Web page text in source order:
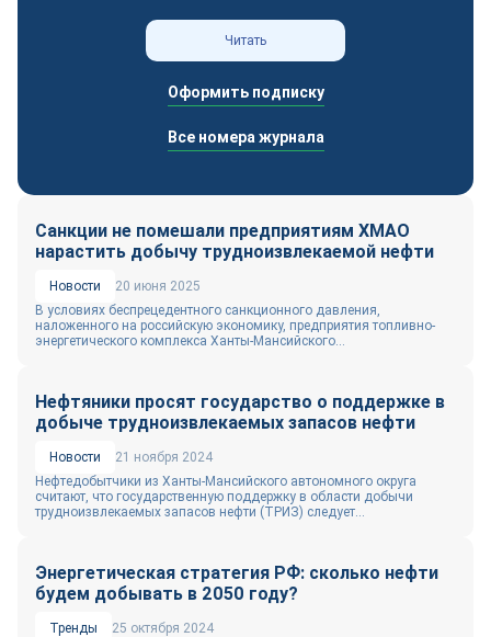
Читать
Оформить подписку
Все номера журнала
Санкции не помешали предприятиям ХМАО
нарастить добычу трудноизвлекаемой нефти
Новости
20 июня 2025
В условиях беспрецедентного санкционного давления,
наложенного на российскую экономику, предприятия топливно-
энергетического комплекса Ханты-Мансийского...
Нефтяники просят государство о поддержке в
добыче трудноизвлекаемых запасов нефти
Новости
21 ноября 2024
Нефтедобытчики из Ханты-Мансийского автономного округа
считают, что государственную поддержку в области добычи
трудноизвлекаемых запасов нефти (ТРИЗ) следует...
Энергетическая стратегия РФ: сколько нефти
будем добывать в 2050 году?
Тренды
25 октября 2024